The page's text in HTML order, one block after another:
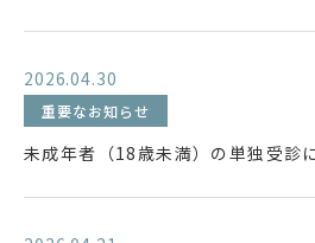
2026.04.30
重要なお知らせ
未成年者（18歳未満）の単独受診